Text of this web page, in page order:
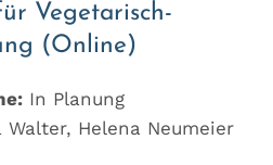
Vegetarisch-
(Online)
In Planung
Walter, Helena Neumeier